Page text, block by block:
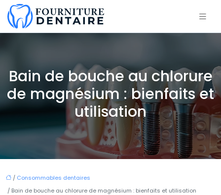
Bain de bouche au chlorure
de magnésium : bienfaits et
utilisation
/ Consommables dentaires
/ Bain de bouche au chlorure de magnésium : bienfaits et utilisation